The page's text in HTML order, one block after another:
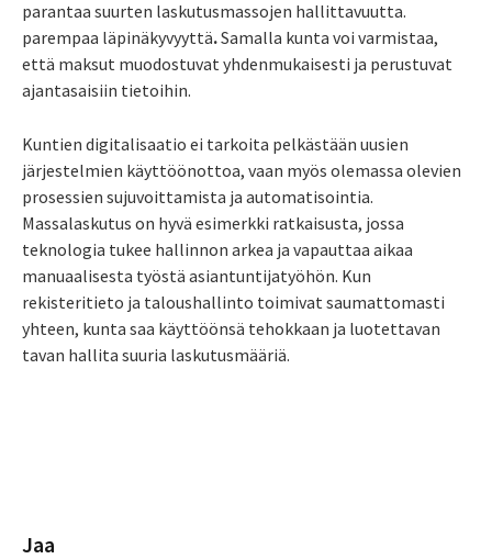
parantaa suurten laskutusmassojen hallittavuutta.
parempaa läpinäkyvyyttä.Samalla kunta voi varmistaa,
että maksut muodostuvat yhdenmukaisesti ja perustuvat
ajantasaisiin tietoihin.
Kuntien digitalisaatio ei tarkoita pelkästään uusien
järjestelmien käyttöönottoa, vaan myös olemassa olevien
prosessien sujuvoittamista ja automatisointia.
Massalaskutus on hyvä esimerkki ratkaisusta, jossa
teknologia tukee hallinnon arkea ja vapauttaa aikaa
manuaalisesta työstä asiantuntijatyöhön. Kun
rekisteritieto ja taloushallinto toimivat saumattomasti
yhteen, kunta saa käyttöönsä tehokkaan ja luotettavan
tavan hallita suuria laskutusmääriä.
Jaa